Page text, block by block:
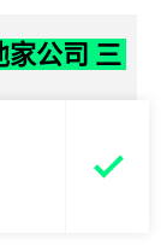
公司 三
安全測試期
聯網...
閱讀